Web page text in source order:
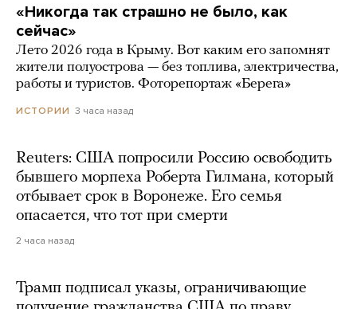
«Никогда так страшно не было, как
сейчас»
Лето 2026 года в Крыму. Вот каким его запомнят
жители полуострова — без топлива, электричества,
работы и туристов. Фоторепортаж «Берега»
ИСТОРИИ 3 часа назад
Reuters: США попросили Россию освободить
бывшего морпеха Роберта Гилмана, который
отбывает срок в Воронеже. Его семья
опасается, что тот при смерти
2 часа назад
Трамп подписал указы, ограничивающие